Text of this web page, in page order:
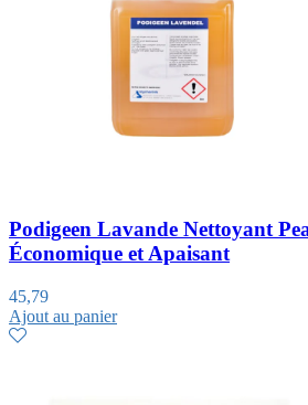
Podigeen Lavande Nettoyant
Économique et Apaisant
45,79
Ajout au panier